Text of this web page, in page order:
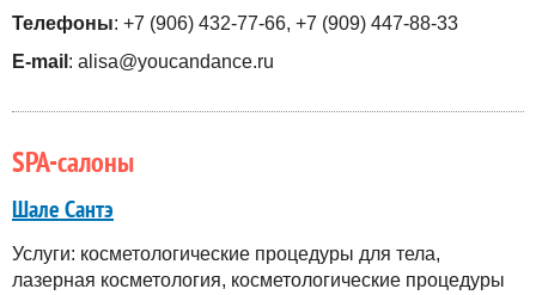
Телефоны: +7 (906) 432-77-66, +7 (909) 447-88-33
E-mail : alisa@youcandance.ru
SPA-салоны
Шале Сантэ
Услуги: косметологические процедуры для тела,
лазерная косметология, косметологические процедуры